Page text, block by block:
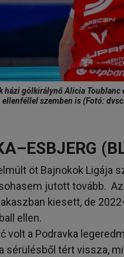
házi gólkirálynő Alicia Toublanc
ellenféllel szemben is (Fotó:
öt Bajnokok Ligája
jutott tovább.
kiesett, de
ellen.
volt a Podravka
sérülésből tért vissza,